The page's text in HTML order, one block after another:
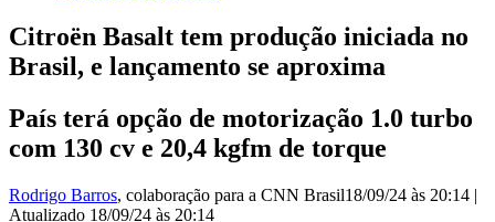
Citroën Basalt tem produção iniciada no
Brasil, e lançamento se aproxima
País terá opção de motorização 1.0 turbo
com 130 cv e 20,4 kgfm de torque
Rodrigo Barros, colaboração para a CNN Brasil18/09/24 às 20:14 |
Atualizado 18/09/24 às 20:14